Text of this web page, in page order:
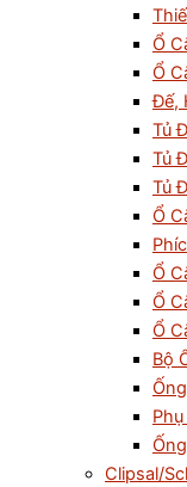
Ổ
Ổ
Đế,
Tủ
Tủ
Tủ
Ổ
Ổ
Ổ
Ổ
Bộ
Clipsal/